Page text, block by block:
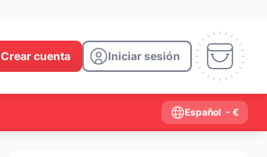
Crear cuenta Iniciar sesión
Español - €